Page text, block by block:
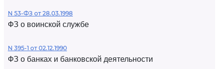
N 53-ФЗ от 28.03.1998
ФЗ о воинской службе
N 395-1 от 02.12.1990
ФЗ о банках и банковской деятельности